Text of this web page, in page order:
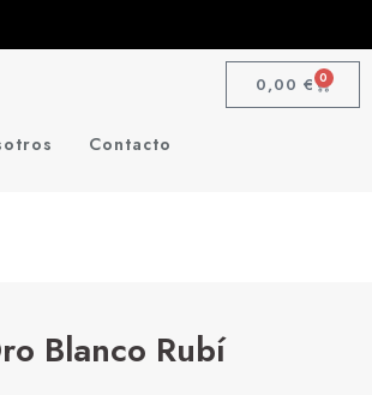
0,00 € 0
Contacto
Blanco Rubí